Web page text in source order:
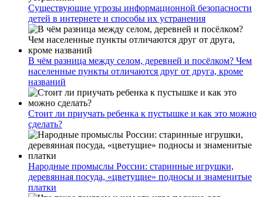
Существующие угрозы информационной безопасности
детей в интернете и способы их устранения
В чём разница между селом, деревней и посёлком? Чем
населенные пункты отличаются друг от друга, кроме
названий
Стоит ли приучать ребенка к пустышке и как это можно
сделать?
Народные промыслы России: старинные игрушки,
деревянная посуда, «цветущие» подносы и знаменитые
платки